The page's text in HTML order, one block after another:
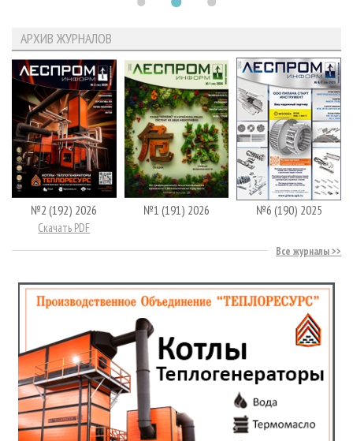
АРХИВ ЖУРНАЛОВ
№2 (192) 2026
Скачать PDF
№1 (191) 2026 №6 (190) 2025
Все журналы